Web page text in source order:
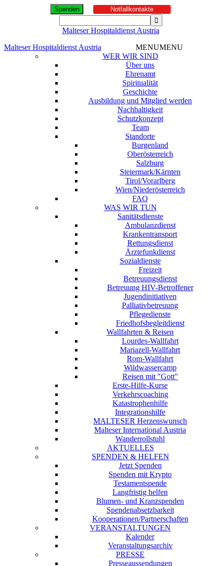
Spenden Notfallkontakte
Malteser Hospitaldienst Austria
Malteser Hospitaldienst Austria
MENUMENU
WER WIR SIND
Über uns
Ehrenamt
Spiritualität
Geschichte
Ausbildung und Mitglied werden
Nachhaltigkeit
Schutzkonzept
Team
Standorte
Burgenland
Oberösterreich
Salzburg
Steiermark/Kärnten
Tirol/Vorarlberg
Wien/Niederösterreich
FAQ
WAS WIR TUN
Sanitätsdienste
Ambulanzdienst
Krankentransport
Rettungsdienst
Ärztefunkdienst
Sozialdienste
Freizeit
Betreuungsdienst
Betreuung HIV-Betroffener
Jugendinitiativen
Palliativbetreuung
Pflegedienste
Friedhofsbegleitdienst
Wallfahrten & Reisen
Lourdes-Wallfahrt
Mariazell-Wallfahrt
Rom-Wallfahrt
Wildwassercamp
Reisen mit "Gott"
Erste-Hilfe-Kurse
Verkehrscoaching
Katastrophenhilfe
Integrationshilfe
MALTESER Herzenswunsch
Malteser International Austria
Wanderrollstuhl
AKTUELLES
SPENDEN & HELFEN
Jetzt Spenden
Spenden mit Krypto
Testamentspende
Langfristig helfen
Blumen- und Kranzspenden
Spendenabsetzbarkeit
Kooperationen/Partnerschaften
VERANSTALTUNGEN
Kalender
Veranstaltungsarchiv
PRESSE
Presseaussendungen